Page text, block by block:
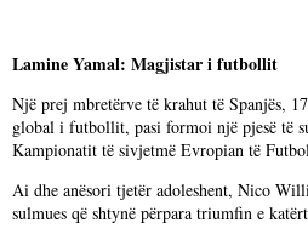
Lamine Yamal: Magjistar i futbollit
Një prej mbretërve të krahut të Spanjës,
global i futbollit, pasi formoi një pjesë të
Kampionatit të sivjetmë Evropian të
Ai dhe anësori tjetër adoleshent, Nico
sulmues që shtynë përpara triumfin e